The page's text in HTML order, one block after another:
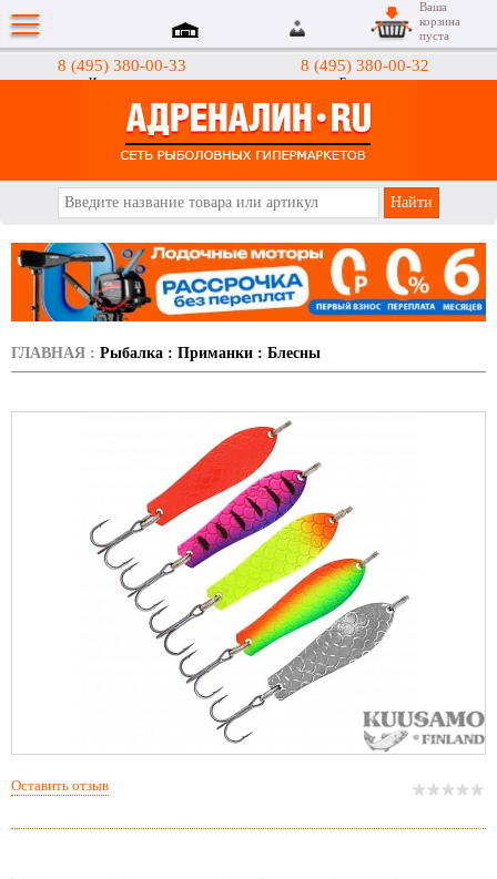
8 (495) 380-00-33
Интернет-магазин
8 (495) 380-00-32
Гипермаркеты
Ваша
корзина
пуста
ГЛАВНАЯ : Рыбалка : Приманки : Блесны
Оставить отзыв